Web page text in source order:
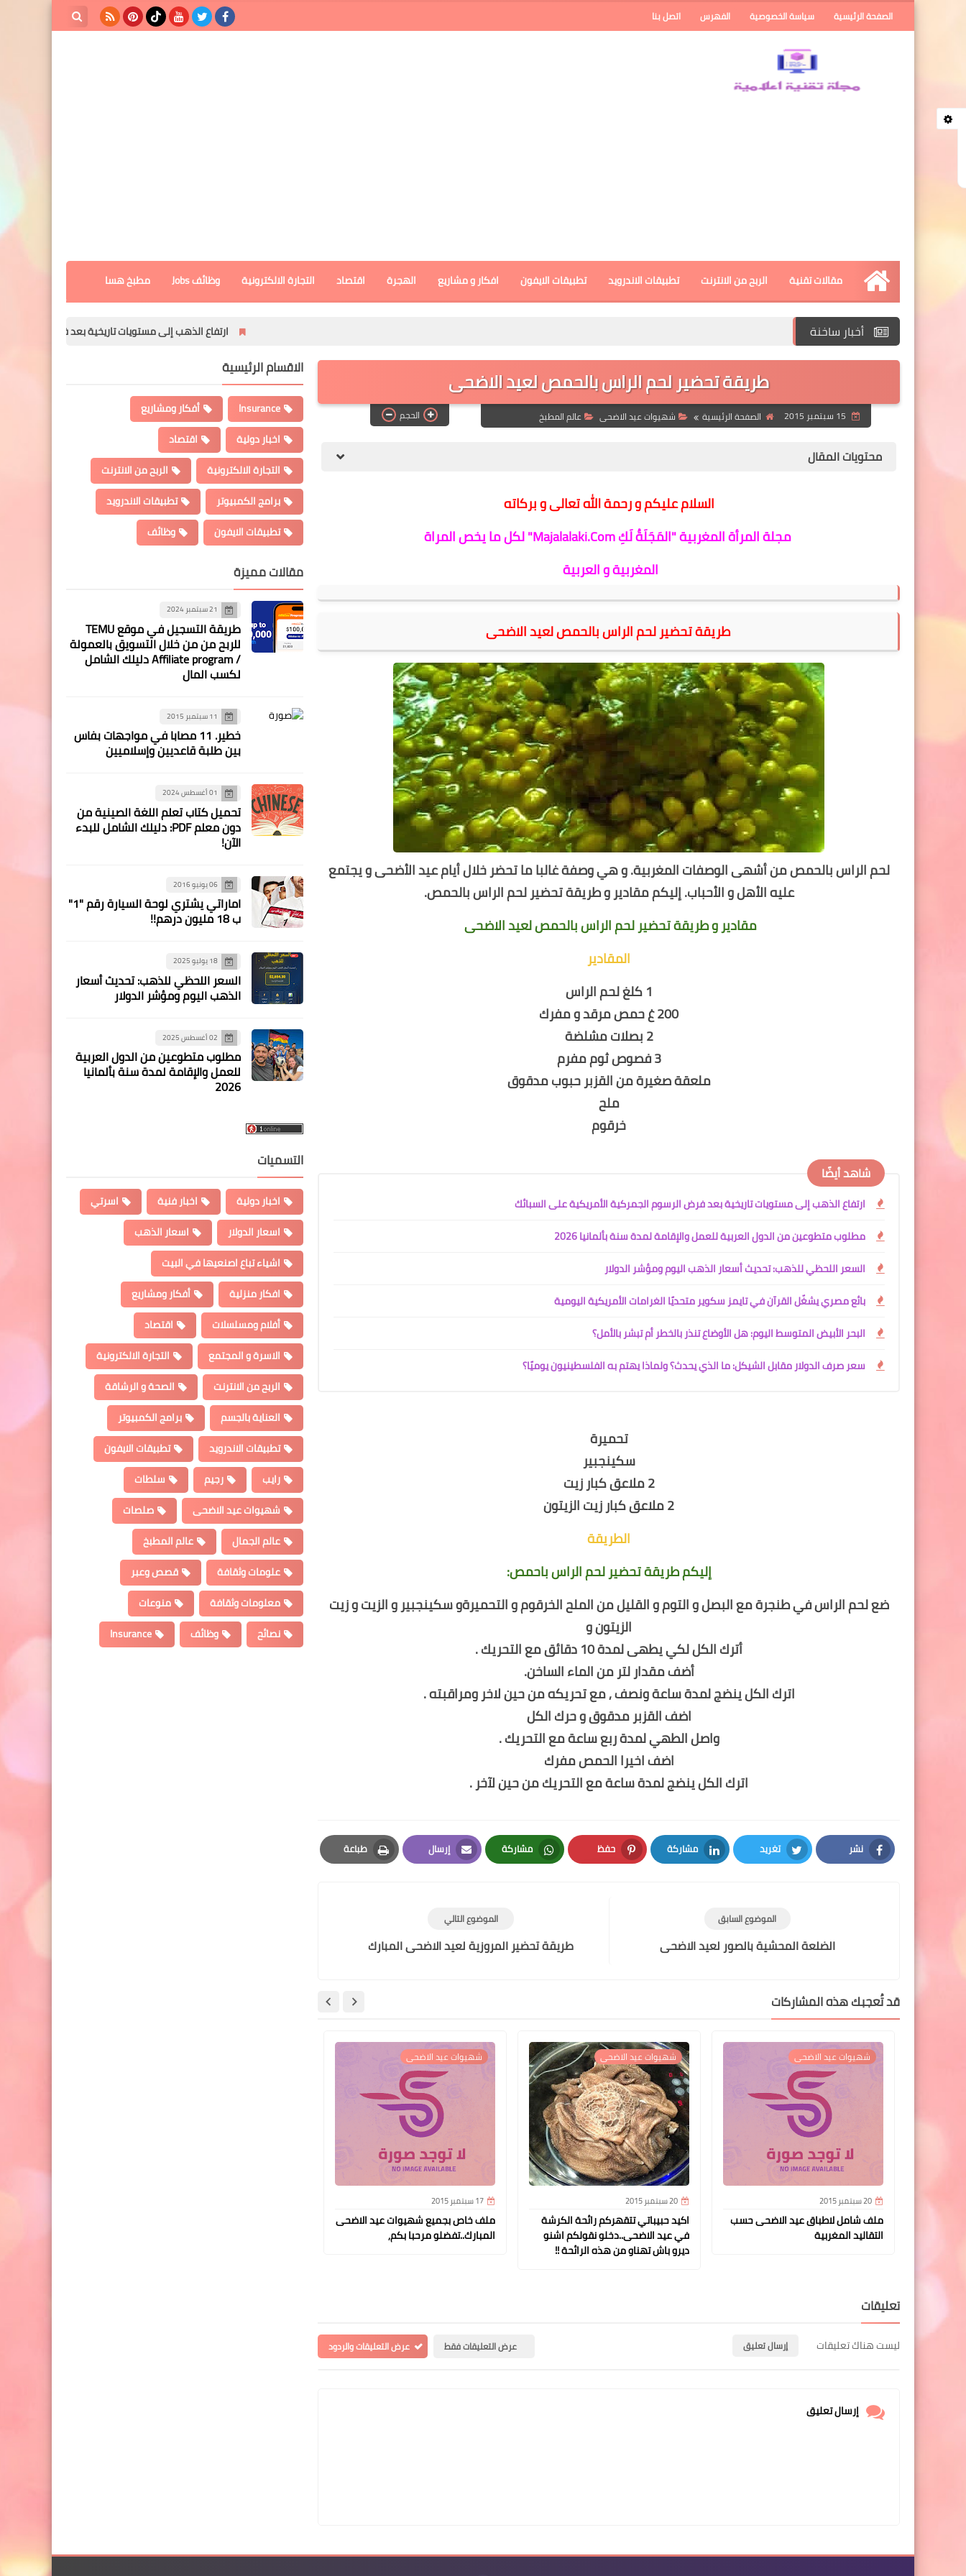
الصفحة الرئيسية سياسة الخصوصية الفهرس اتصل بنا
الرئيسية
مقالات تقنية الربح من الانترنت تطبيقات الاندرويد تطبيقات الايفون افكار و مشاريع الهجرة اقتصاد التجارة الالكترونية وظائف Jobs مطبخ هسا
أخبار ساخنة ارتفاع الذهب إلى مستويات تاريخية بعد فرض الرسوم الجمركية
طريقة تحضير لحم الراس بالحمص لعيد الاضحى
الصفحة الرئيسية شهيوات عيد الاضحى عالم المطبخ الحجم
محتويات المقال
السلام عليكم و رحمة الله تعالى و بركاته
مجلة المرأة المغربية "المَجَلَةُ لَكِ Majalalaki.Com" لكل ما يخص المراة
المغربية و العربية
طريقة تحضير لحم الراس بالحمص لعيد الاضحى
لحم الراس بالحمص من أشهى الوصفات المغربية. و هي وصفة غالبا ما تحضر خلال أيام عيد الأضحى و يجتمع
عليه الأهل و الأحباب. إليكم مقادير و طريقة تحضير لحم الراس بالحمص.
مقادير و طريقة تحضير لحم الراس بالحمص لعيد الاضحى
المقادير
1 كلغ لحم الراس
200 غ حمص مرقد و مفرك
2 بصلات مشلضة
3 فصوص ثوم مفرم
ملعقة صغيرة من القزبر حبوب مدقوق
ملح
خرقوم
شاهد أيضًا
ارتفاع الذهب إلى مستويات تاريخية بعد فرض الرسوم الجمركية الأمريكية على السبائك
مطلوب متطوعين من الدول العربية للعمل والإقامة لمدة سنة بألمانيا 2026
السعر اللحظي للذهب: تحديث أسعار الذهب اليوم ومؤشر الدولار
بائع مصري يشغّل القرآن في تايمز سكوير متحديًا الغرامات الأمريكية اليومية
البحر الأبيض المتوسط اليوم: هل الأوضاع تنذر بالخطر أم تبشر بالأمل؟
سعر صرف الدولار مقابل الشيكل: ما الذي يحدث؟ ولماذا يهتم به الفلسطينيون يوميًا؟
تحميرة
سكينجبير
2 ملاعق كبار زيت
2 ملاعق كبار زيت الزيتون
الطريقة
إليكم طريقة تحضير لحم الراس باحمص:
ضع لحم الراس في طنجرة مع البصل و التوم و القليل من الملح الخرقوم و التحميرةو سكينجبير و الزيت و زيت
الزيتون و
أترك الكل لكي يطهى لمدة 10 دقائق مع التحريك .
أضف مقدار لتر من الماء الساخن.
اترك الكل ينضج لمدة ساعة ونصف , مع تحريكه من حين لاخر ومراقبته .
اضف القزبر مدقوق و حرك الكل
واصل الطهي لمدة ربع ساعة مع التحريك .
اضف اخيرا الحمص مفرك
اترك الكل ينضج لمدة ساعة مع التحريك من حين لآخر .
نشر
Facebook
تغريد
Twitter
مشاركة
LinkedIn
حفظ
Pinterest
مشاركة
Whatsapp
إرسال
Email
طباعة
Print
الموضوع التالي
طريقة تحضير المروزية لعيد الاضحى المبارك
الموضوع السابق
الضلعة المحشية بالصور لعيد الاضحى
قد تُعجبك هذه المشاركات
شهيوات عيد الاضحى
20 سبتمبر 2015
ملف شامل لاطباق عيد الاضحى حسب
التقاليد المغربية
شهيوات عيد الاضحى
20 سبتمبر 2015
اكيد حبيباتي تتقهركم رائحة الكرشة
في عيد الاضحى..دخلو نقولكم اشنو
ديرو باش تهناو من هذه الرائحة !!
شهيوات عيد الاضحى
17 سبتمبر 2015
ملف خاص بجميع شهيوات عيد الاضحى
المبارك..تفضلو مرحبا بكم,
تعليقات
ليست هناك تعليقات إرسال تعليق عرض التعليقات فقط عرض التعليقات والردود
إرسال تعليق
الاقسام الرئيسية
Insurance
أفكار ومشاريع
اخبار دولية
اقتصاد
التجارة الالكترونية
الربح من الانترنت
برامج الكمبيوتر
تطبيقات الاندرويد
تطبيقات الايفون
وظائف
مقالات مميزة
21 سبتمبر 2024
طريقة التسجيل في موقع TEMU
للربح من من خلال التسويق بالعمولة
/ Affiliate program دليلك الشامل
لكسب المال
11 سبتمبر 2015
خطير. 11 مصابا في مواجهات بفاس
بين طلبة قاعديين وإسلاميين
01 أغسطس 2024
تحميل كتاب تعلم اللغة الصينية من
دون معلم PDF: دليلك الشامل للبدء
الآن!
06 يونيو 2016
اماراتي يشتري لوحة السيارة رقم "1"
ب 18 مليون درهم!!
18 يوليو 2025
السعر اللحظي للذهب: تحديث أسعار
الذهب اليوم ومؤشر الدولار
02 أغسطس 2025
مطلوب متطوعين من الدول العربية
للعمل والإقامة لمدة سنة بألمانيا
2026
التسميات
اخبار دولية اخبار فنية
اسرتي
اسعار الدولار
اسعار الذهب
اشياء تباع اصنعيها في البيت
افكار منزلية
أفكار ومشاريع
أفلام ومسلسلات
اقتصاد
الاسرة و المجتمع
التجارة الالكترونية
الربح من الانترنت
الصحة و الرشاقة
العناية بالجسم
برامج الكمبيوتر
تطبيقات الاندرويد
تطبيقات الايفون
رايب
رجيم
سلطات
شهيوات عيد الاضحى
صلصات
عالم الجمال
عالم المطبخ
علومات وثقافة
قصص وعبر
معلومات وثقافة
منوعات
نصائح
وظائف Insurance